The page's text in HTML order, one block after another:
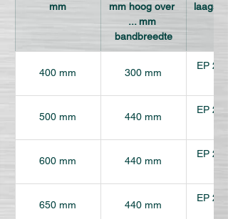
mm
mm hoog over
... mm
bandbreedte
laags /
400 mm 300 mm
EP
500 mm 440 mm
EP
600 mm 440 mm
EP
650 mm 440 mm
EP